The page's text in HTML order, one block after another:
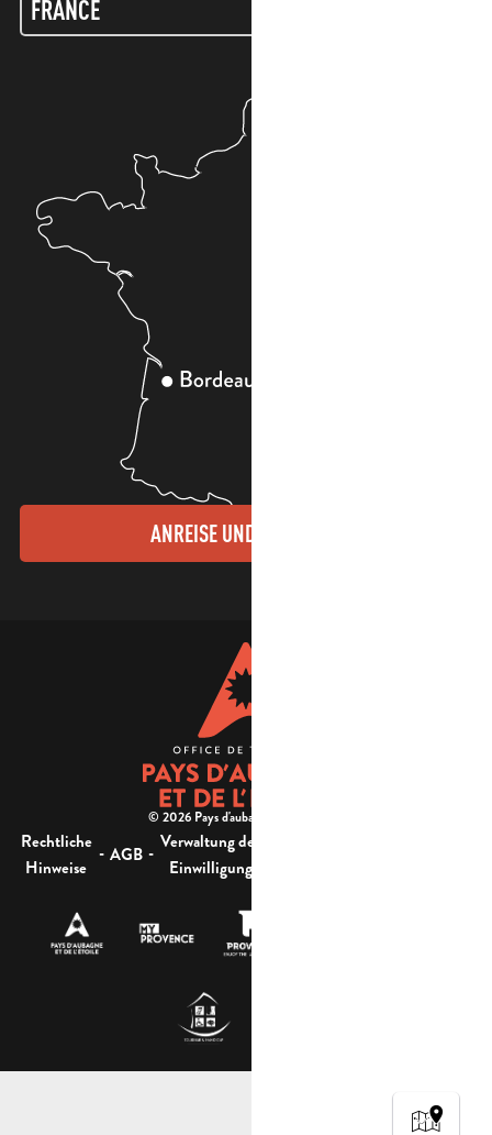
ANREISE UND KONTAKTE
© 2026 Pays d'aubagne et de l'étoile -
Rechtliche
Hinweise
- AGB - Verwaltung der
Einwilligung